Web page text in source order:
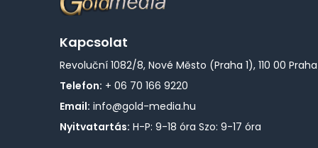
Kapcsolat
Revoluční 1082/8, Nové Město (Praha 1), 110 00 Praha
Telefon: + 06 70 166 9220
Email: info@gold-media.hu
Nyitvatartás: H-P: 9-18 óra Szo: 9-17 óra